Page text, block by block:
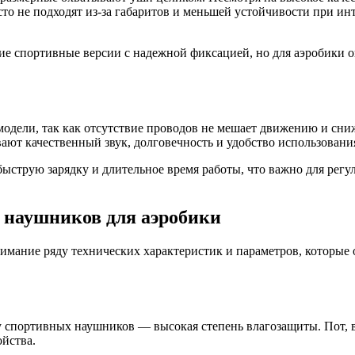
не подходят из-за габаритов и меньшей устойчивости при
спортивные версии с надежной фиксацией, но для аэробики
так как отсутствие проводов не мешает движению и
качественный звук, долговечность и удобство
зарядку и длительное время работы, что важно для
для аэробики
ряду технических характеристик и параметров, которые
спортивных наушников — высокая степень влагозащиты. Пот,